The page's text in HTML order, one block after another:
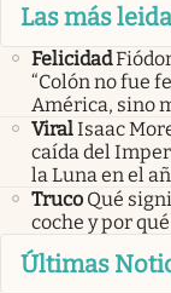
Las más
Felicidad
“Colón no fue
América, sino
ViralIsaac
caída del
la Luna en el
Truco Qué
coche y por
Últimas